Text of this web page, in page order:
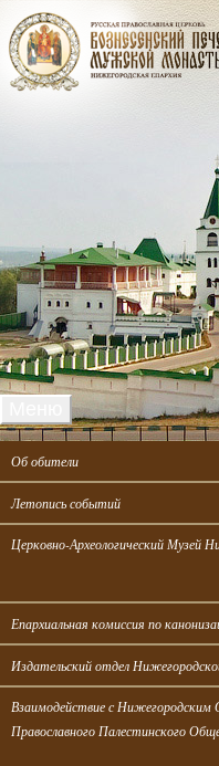
Об обители
Летопись событий
Церковно-Археологический Музей
Епархиальная комиссия по
Издательский отдел
Взаимодействие с
Православного Палестинского